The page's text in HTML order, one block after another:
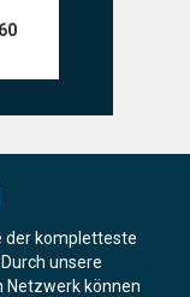
60
der kompletteste
unsere
Netzwerk können